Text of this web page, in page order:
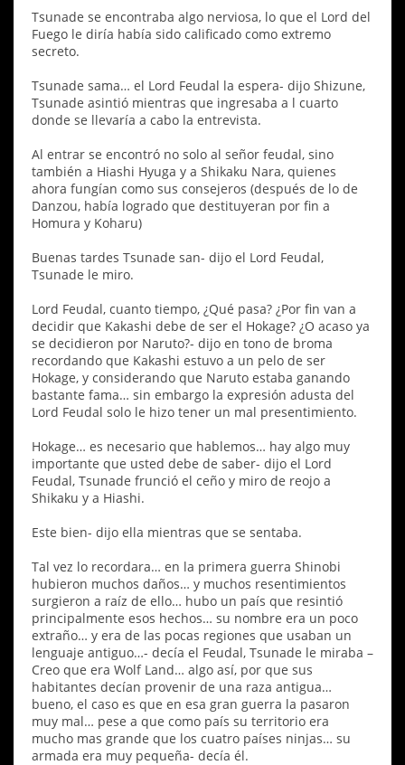
Tsunade se encontraba algo nerviosa, lo que el Lord del
Fuego le diría había sido calificado como extremo
secreto.
Tsunade sama… el Lord Feudal la espera- dijo Shizune,
Tsunade asintió mientras que ingresaba a l cuarto
donde se llevaría a cabo la entrevista.
Al entrar se encontró no solo al señor feudal, sino
también a Hiashi Hyuga y a Shikaku Nara, quienes
ahora fungían como sus consejeros (después de lo de
Danzou, había logrado que destituyeran por fin a
Homura y Koharu)
Buenas tardes Tsunade san- dijo el Lord Feudal,
Tsunade le miro.
Lord Feudal, cuanto tiempo, ¿Qué pasa? ¿Por fin van a
decidir que Kakashi debe de ser el Hokage? ¿O acaso ya
se decidieron por Naruto?- dijo en tono de broma
recordando que Kakashi estuvo a un pelo de ser
Hokage, y considerando que Naruto estaba ganando
bastante fama… sin embargo la expresión adusta del
Lord Feudal solo le hizo tener un mal presentimiento.
Hokage… es necesario que hablemos… hay algo muy
importante que usted debe de saber- dijo el Lord
Feudal, Tsunade frunció el ceño y miro de reojo a
Shikaku y a Hiashi.
Este bien- dijo ella mientras que se sentaba.
Tal vez lo recordara… en la primera guerra Shinobi
hubieron muchos daños… y muchos resentimientos
surgieron a raíz de ello… hubo un país que resintió
principalmente esos hechos… su nombre era un poco
extraño… y era de las pocas regiones que usaban un
lenguaje antiguo…- decía el Feudal, Tsunade le miraba –
Creo que era Wolf Land… algo así, por que sus
habitantes decían provenir de una raza antigua…
bueno, el caso es que en esa gran guerra la pasaron
muy mal… pese a que como país su territorio era
mucho mas grande que los cuatro países ninjas… su
armada era muy pequeña- decía él.